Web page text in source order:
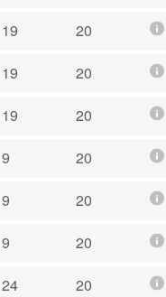
19 20
19 20
19 20
9 20
9 20
9 20
24 20